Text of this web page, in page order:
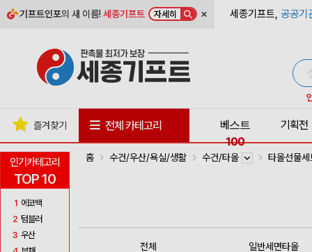
기프트인포의 새 이름!세종기프트 자세히 × 세종기프트, 공공기
인기카테고리
TOP 10
1 에코백
2 텀블러
3 우산
즐겨찾기 전체 카테고리
베스트
100
기획전
홈 수건/우산/욕실/생활 수건/타올 타올선물
전체
일반세면타올